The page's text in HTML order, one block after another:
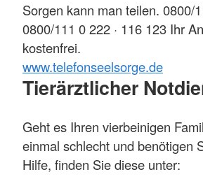
Sorgen kann man teilen. 0800/
0800/111 0 222 · 116 123 Ihr
kostenfrei.
www.telefonseelsorge.de
Tierärztlicher
Geht es Ihren vierbeinigen
einmal schlecht und benötigen
Hilfe, finden Sie diese unter: